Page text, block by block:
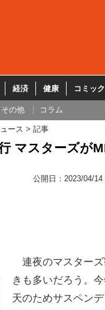
経済 健康 コミック
その他 コラム
ース 記事
マスターズが
公開日： 2023/04/14
連夜のマスターズ
きも多いだろう。
天のためサスペン